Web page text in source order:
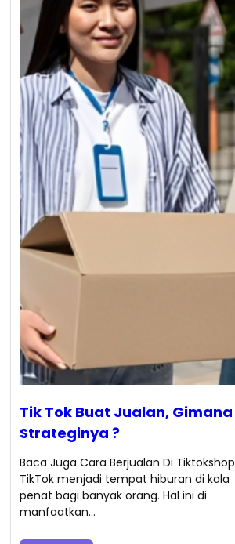
Tik Tok Buat Jualan, Gimana
Strateginya ?
Baca Juga Cara Berjualan Di Tiktokshop
TikTok menjadi tempat hiburan di kala
penat bagi banyak orang. Hal ini di
manfaatkan…